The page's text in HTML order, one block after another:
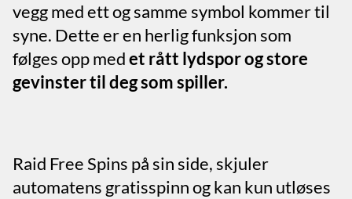
vegg med ett og samme symbol kommer til
syne. Dette er en herlig funksjon som
følges opp medet rått lydspor og store
gevinster til deg som spiller.
Raid Free Spins på sin side, skjuler
automatens gratisspinn og kan kun utløses